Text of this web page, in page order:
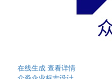
在线生成 查看详情